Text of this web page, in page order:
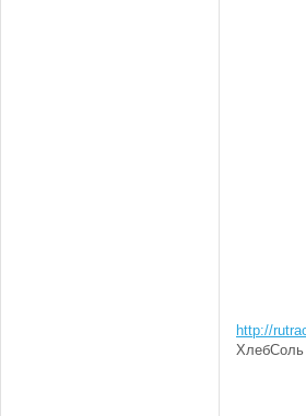
http://
ХлебСоль